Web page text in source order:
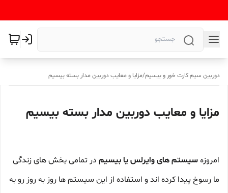
دوربین سیم کارت خور و بیسیم/مزایا و معایب دوربین مدار بسته بیسیم
مزایا و معایب دوربین مدار بسته بیسیم
امروزهسیستم های وایرلس یا بیسیم در تمامی بخش های زندگی
ما رسوخ پیدا کرده اند و استفاده از این سیستم ها روز به روز رو به